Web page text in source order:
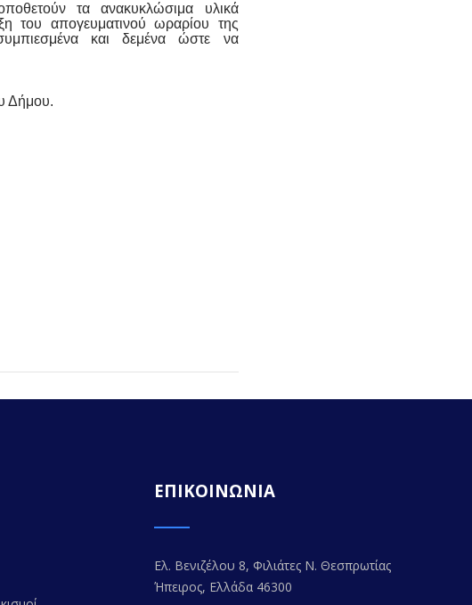
τα ανακυκλώσιμα υλικά
του απογευματινού ωραρίου της
και δεμένα ώστε να
Δήμου.
ΕΠΙΚΟΙΝΩΝΙΑ
Ελ. Βενιζέλου 8, Φιλιάτες Ν. Θεσπρωτίας
Ήπειρος, Ελλάδα 46300